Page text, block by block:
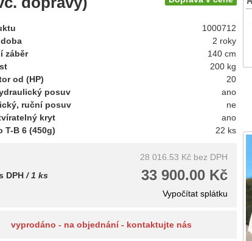
1000712
2 roky
záběr
140 cm
200 kg
od (HP)
20
posuv
ano
ruční posuv
ne
kryt
ano
T-B 6 (450g)
22 ks
28 016.53 Kč bez DPH
33 900.00 Kč
DPH / 1 ks
Vypočítat splátku
vyprodáno - na objednání - kontaktujte nás